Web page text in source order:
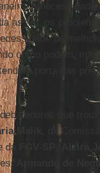
A necessidade
assim, os
de
como podem,
a porta das
que
Malik
, da
da
Alzira
Armando de